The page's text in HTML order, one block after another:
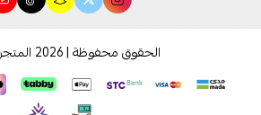
الحقوق محفوظة | 2026